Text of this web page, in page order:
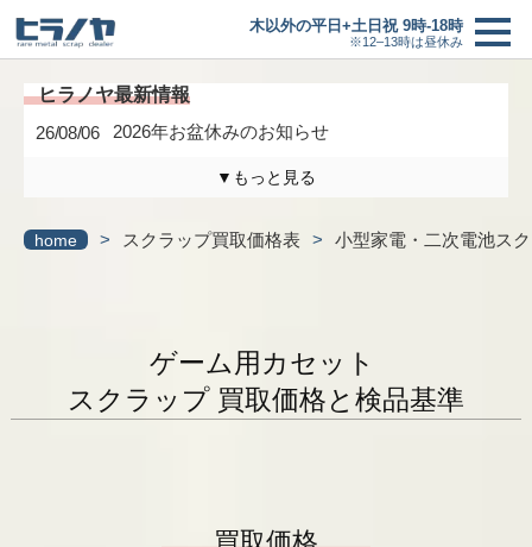
木以外の平日+土日祝 9時-18時
※12–13時は昼休み
買取価格 ＋
26/08/06 2026年お盆休みのお知らせ
▼もっと見る
最新情報一覧へ
home > スクラップ買取価格表 > 小型家電・二次電池ス
ゲーム用カセット
スクラップ 買取価格と検品基準